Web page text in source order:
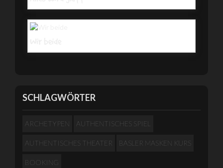
SCHLAGWÖRTER
ARCHETYPEN AUTHENTISCHES SPIEL
AUTHENTISCHES THEATER BASLER MASKEN KURS
BOOKING